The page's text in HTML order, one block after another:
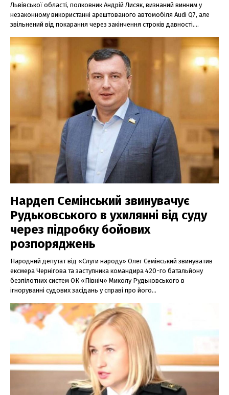
Львівської області, полковник Андрій Лисяк, визнаний винним у
незаконному використанні арештованого автомобіля Audi Q7, але
звільнений від покарання через закінчення строків давності....
Нардеп Семінський звинувачує
Рудьковського в ухилянні від суду
через підробку бойових
розпоряджень
Народний депутат від «Слуги народу» Олег Семінський звинуватив
ексмера Чернігова та заступника командира 420-го батальйону
безпілотних систем ОК «Північ» Миколу Рудьковського в
ігноруванні судових засідань у справі про його...